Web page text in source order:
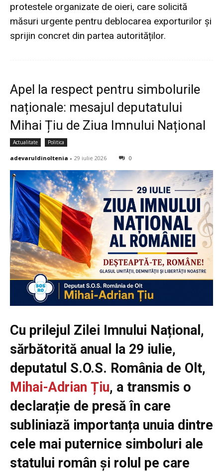
protestele organizate de oieri, care solicită
măsuri urgente pentru deblocarea exporturilor și
sprijin concret din partea autorităților.
Apel la respect pentru simbolurile
naționale: mesajul deputatului
Mihai Țiu de Ziua Imnului Național
Actualitate Politica
adevaruldinoltenia - 29 iulie 2026 0
Cu prilejul Zilei Imnului Național,
sărbătorită anual la 29 iulie,
deputatul S.O.S. România de Olt,
Mihai-Adrian Țiu, a transmis o
declarație de presă în care
subliniază importanța unuia dintre
cele mai puternice simboluri ale
statului român și rolul pe care